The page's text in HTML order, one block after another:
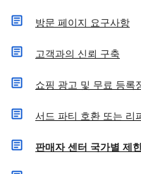
방문 페이지 요구사항
고객과의 신뢰 구축
쇼핑 광고 및 무료 등록
서드 파티 호환 또는 리
판매자 센터 국가별 제